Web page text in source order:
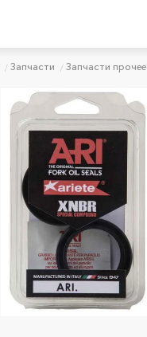
Запчасти Запчасти прочее